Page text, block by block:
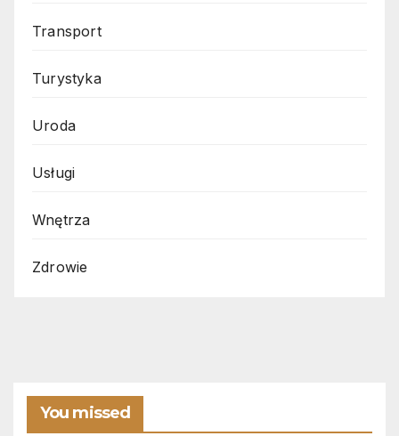
Transport
Turystyka
Uroda
Usługi
Wnętrza
Zdrowie
You missed